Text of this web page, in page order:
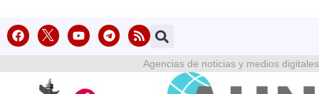
Agencias de noticias y medios digitales